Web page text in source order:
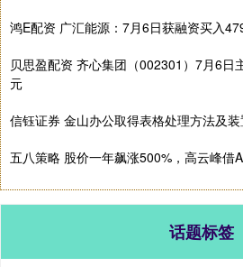
鸿E配资 广汇能源：7月6日获融资买入
贝思盈配资 齐心集团（002301）7月6日
元
信钰证券 金山办公取得表格处理方法及
五八策略 股价一年飙涨500%，高云峰借
话题标签